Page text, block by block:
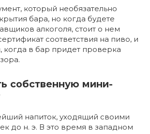
который необязательно
бара, но когда будете
алкоголя, стоит о нем
соответствия на пиво, и
когда в бар придет проверка
собственную мини-
напиток, уходящий своими
до н. э. В это время в западном